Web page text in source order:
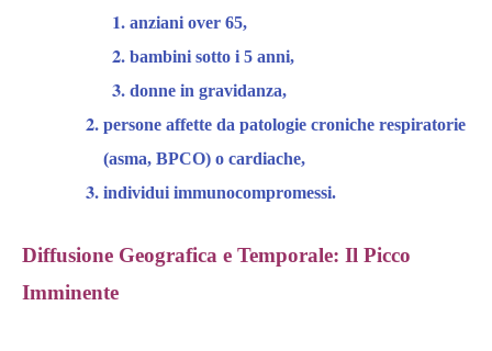
anziani over 65,
bambini sotto i 5 anni,
donne in gravidanza,
persone affette da patologie croniche respiratorie
(asma, BPCO) o cardiache,
individui immunocompromessi.​
Diffusione Geografica e Temporale: Il Picco
Imminente